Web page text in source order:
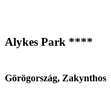
Alykes Park ****
Görögország, Zakynthos